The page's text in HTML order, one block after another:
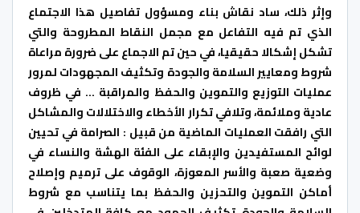
وإثر ذلك، ساد نقاش بناء ومسؤول تفاصيل هذا الاجتماع
الذي تم فيه التفاعل مع مجمل النقاط المطروحة والتي
تشكل إشكالا حقيقيا، في حين تم الاجماع على ضرورة مراعاة
شروط ومعايير السلامة والجودة وتكثيف المجهودات لمرور
عمليات التوزيع والتموين والحفظ والمراقبة … في ظروف
عادية وملائمة، وتلافي تكرار الأخطاء والاختلالات والمشاكل
التي رافقت العمليات الماضية من قبيل : الصرامة في تحيين
لوائح المستفيدين والإبقاء على الفئة الهشة والنساء في
وضعية صعبة والأسر المعوزة، الوقوف على ترميم وإصلاح
أماكن التموين والتحزين والحفظ بما يتناسب مع شروط